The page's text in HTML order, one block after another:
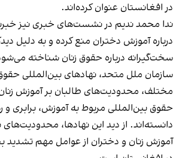
در افغانستان عنوان کرده‌اند.
ندا محمد ندیم در نشست‌های خبری نیز
درباره آموزش دختران منع کرده و به دلیل
سخت‌گیرانه درباره حقوق زنان شناخته
سازمان ملل متحد، نهادهای بین‌المللی
مختلف، محدودیت‌های طالبان بر آموزش زنان
حقوق بین‌المللی مربوط به آموزش، برابری و
دانسته‌اند. از دید این نهادها،
آموزش زنان و دختران از عوامل مهم